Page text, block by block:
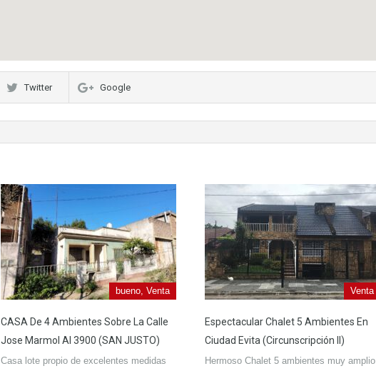
Twitter Google
bueno, Venta
CASA De 4 Ambientes Sobre La Calle
Jose Marmol Al 3900 (SAN JUSTO)
Casa lote propio de excelentes medidas
Venta
Espectacular Chalet 5 Ambientes En
Ciudad Evita (circunscripción II)
Hermoso Chalet 5 ambientes muy amplio